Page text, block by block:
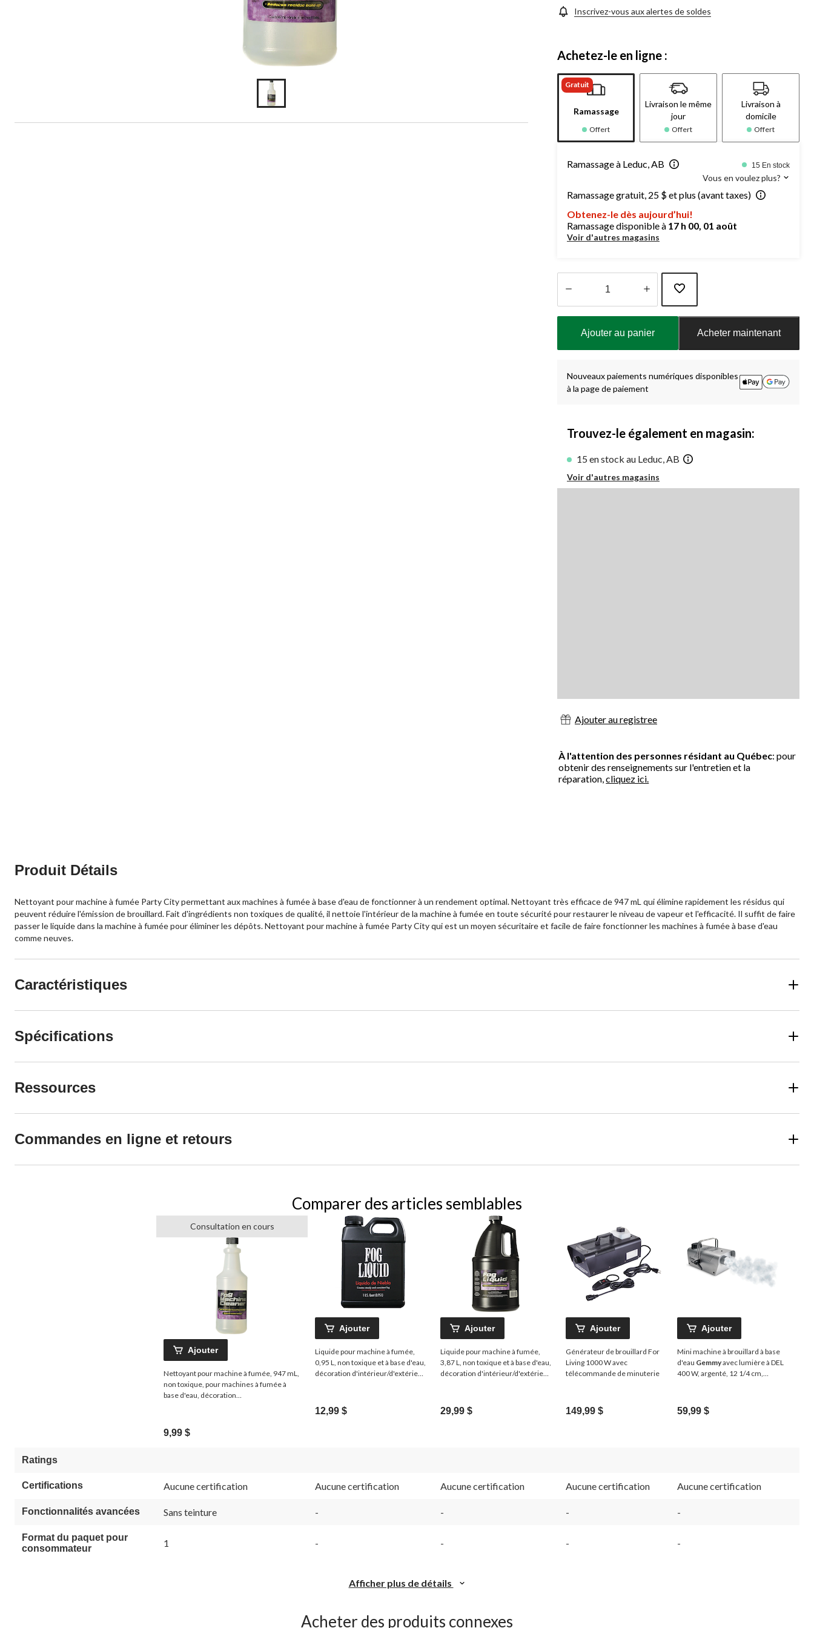
Inscrivez-vous aux alertes de soldes
Achetez-le en ligne :
Gratuit
Ramassage
Offert
Livraison le même
jour
Offert
Livraison à
domicile
Offert
Ramassage à Leduc, AB 15 En stock
Vous en voulez plus?
Ramassage gratuit, 25 $ et plus (avant taxes)
Obtenez-le dès aujourd’hui!
Ramassage disponible à 17 h 00, 01 août
Voir d'autres magasins
Ajouter au panier Acheter maintenant
Nouveaux paiements numériques disponibles
à la page de paiement
Trouvez-le également en magasin:
15 en stock au Leduc, AB
Voir d'autres magasins
Ajouter au registree
À l'attention des personnes résidant au Québec: pour
obtenir des renseignements sur l'entretien et la
réparation,cliquez ici.
Produit Détails
Nettoyant pour machine à fumée Party City permettant aux machines à fumée à base d'eau de fonctionner à un rendement optimal. Nettoyant très efficace de 947 mL qui élimine rapidement les résidus qui
peuvent réduire l'émission de brouillard. Fait d'ingrédients non toxiques de qualité, il nettoie l'intérieur de la machine à fumée en toute sécurité pour restaurer le niveau de vapeur et l'efficacité. Il suffit de faire
passer le liquide dans la machine à fumée pour éliminer les dépôts. Nettoyant pour machine à fumée Party City qui est un moyen sécuritaire et facile de faire fonctionner les machines à fumée à base d'eau
comme neuves.
Caractéristiques
Spécifications
Ressources
Commandes en ligne et retours
Comparer des articles semblables
Consultation en cours
Ajouter
Nettoyant pour machine à fumée, 947 mL,
non toxique, pour machines à fumée à
base d'eau, décoration
9,99 $
Ajouter
Liquide pour machine à fumée,
0,95 L, non toxique et à base d'eau,
décoration d'intérieur/d'extérieur
12,99 $
Ajouter
Liquide pour machine à fumée,
3,87 L, non toxique et à base d'eau,
décoration d'intérieur/d'extérieur
29,99 $
Ajouter
Générateur de brouillard For
Living 1000 W avec
télécommande de minuterie
149,99 $
Ajouter
Mini machine à brouillard à base
d'eau Gemmyavec lumière à DEL
400 W, argenté, 12 1/4 cm,
59,99 $
Ratings
Certifications Aucune certification Aucune certification Aucune certification Aucune certification Aucune certification
Fonctionnalités avancées Sans teinture - - - -
Format du paquet pour
consommateur
1 - - - -
Afficher plus de détails
Acheter des produits connexes